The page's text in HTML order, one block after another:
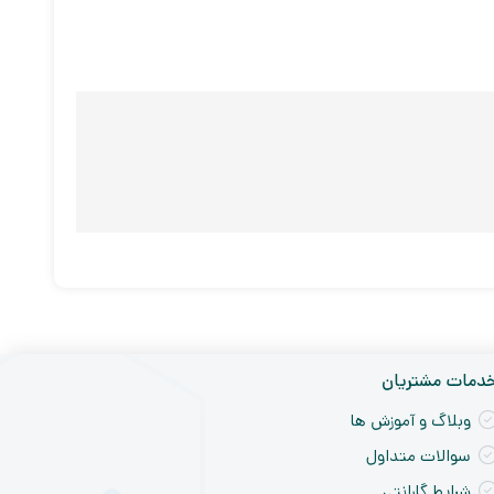
مشتریان
وبلاگ و آموزش ها
سوالات متداول